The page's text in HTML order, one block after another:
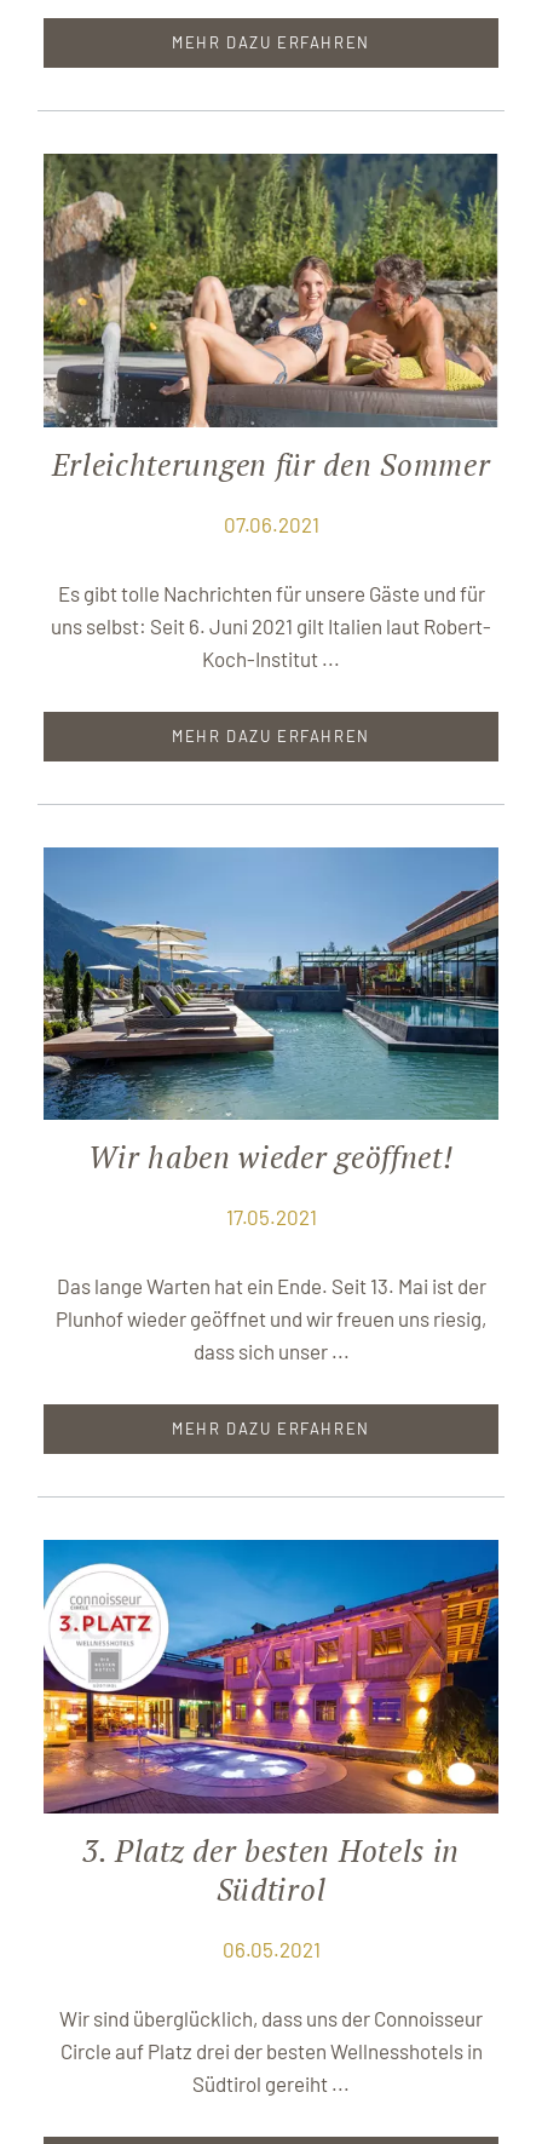
MEHR DAZU ERFAHREN
Erleichterungen für den Sommer
07.06.2021
Es gibt tolle Nachrichten für unsere Gäste und für
uns selbst: Seit 6. Juni 2021 gilt Italien laut Robert-
Koch-Institut ...
MEHR DAZU ERFAHREN
Wir haben wieder geöffnet!
17.05.2021
Das lange Warten hat ein Ende. Seit 13. Mai ist der
Plunhof wieder geöffnet und wir freuen uns riesig,
dass sich unser ...
MEHR DAZU ERFAHREN
3. Platz der besten Hotels in
Südtirol
06.05.2021
Wir sind überglücklich, dass uns der Connoisseur
Circle auf Platz drei der besten Wellnesshotels in
Südtirol gereiht ...